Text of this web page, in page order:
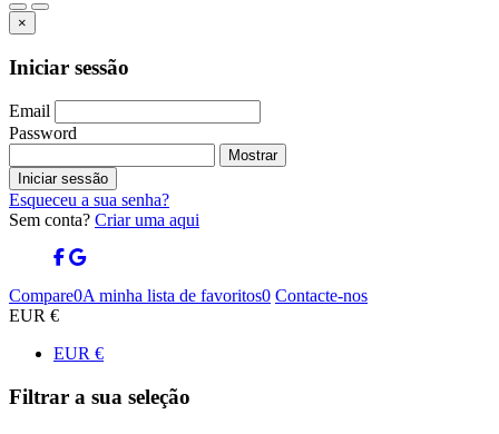
×
Iniciar sessão
Email
Password
Mostrar
Iniciar sessão
Esqueceu a sua senha?
Sem conta? Criar uma aqui
Compare0A minha lista de favoritos0 Contacte-nos
EUR €
EUR €
Filtrar a sua seleção